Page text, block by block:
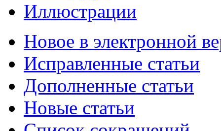
Иллюстрации
Новое в электронной
Исправленные статьи
Дополненные статьи
Новые статьи